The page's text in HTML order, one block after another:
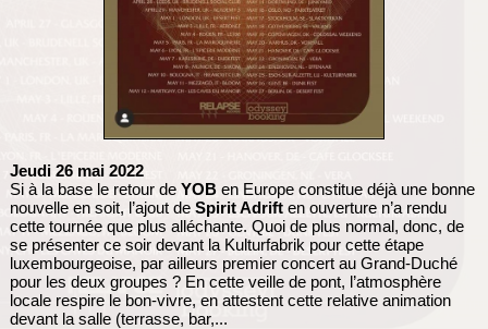
Jeudi 26 mai 2022
Si à la base le retour de YOBen Europe constitue déjà une bonne
nouvelle en soit, l’ajout de Spirit Adriften ouverture n’a rendu
cette tournée que plus alléchante. Quoi de plus normal, donc, de
se présenter ce soir devant la Kulturfabrik pour cette étape
luxembourgeoise, par ailleurs premier concert au Grand-Duché
pour les deux groupes ? En cette veille de pont, l’atmosphère
locale respire le bon-vivre, en attestent cette relative animation
devant la salle (terrasse, bar,...